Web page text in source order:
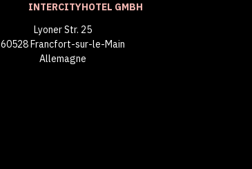
INTERCITYHOTEL GMBH
Lyoner Str. 25
60528 Francfort-sur-le-Main
Allemagne